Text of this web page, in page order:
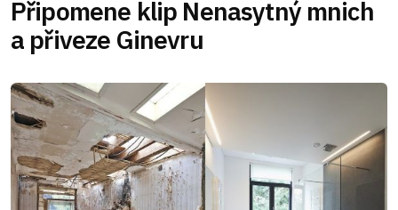
Připomene klip Nenasytný mnich
a přiveze Ginevru